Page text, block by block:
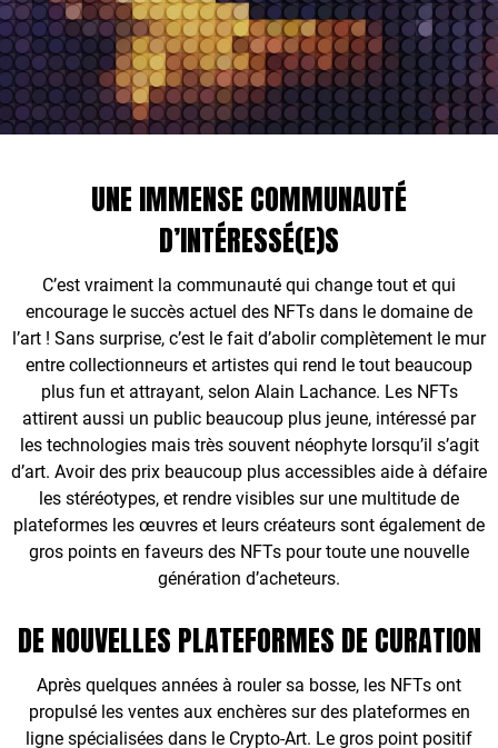
UNE IMMENSE COMMUNAUTÉ
D’INTÉRESSÉ(E)S
C’est vraiment la communauté qui change tout et qui
encourage le succès actuel des NFTs dans le domaine de
l’art ! Sans surprise, c’est le fait d’abolir complètement le mur
entre collectionneurs et artistes qui rend le tout beaucoup
plus fun et attrayant, selon Alain Lachance. Les NFTs
attirent aussi un public beaucoup plus jeune, intéressé par
les technologies mais très souvent néophyte lorsqu’il s’agit
d’art. Avoir des prix beaucoup plus accessibles aide à défaire
les stéréotypes, et rendre visibles sur une multitude de
plateformes les œuvres et leurs créateurs sont également de
gros points en faveurs des NFTs pour toute une nouvelle
génération d’acheteurs.
DE NOUVELLES PLATEFORMES DE CURATION
Après quelques années à rouler sa bosse, les NFTs ont
propulsé les ventes aux enchères sur des plateformes en
ligne spécialisées dans le Crypto-Art. Le gros point positif